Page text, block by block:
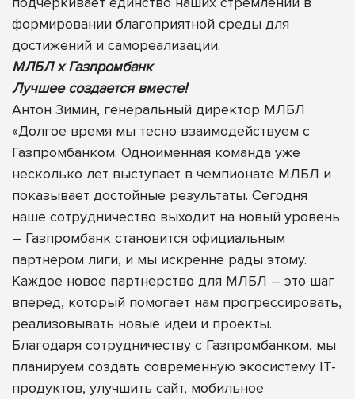
формировании благоприятной среды для
достижений и самореализации.
МЛБЛ х Газпромбанк
Лучшее создается вместе!
Антон Зимин, генеральный директор МЛБЛ
«Долгое время мы тесно взаимодействуем с
Газпромбанком. Одноименная команда уже
несколько лет выступает в чемпионате МЛБЛ и
показывает достойные результаты. Сегодня
наше сотрудничество выходит на новый уровень
– Газпромбанк становится официальным
партнером лиги, и мы искренне рады этому.
Каждое новое партнерство для МЛБЛ – это шаг
вперед, который помогает нам прогрессировать,
реализовывать новые идеи и проекты.
Благодаря сотрудничеству с Газпромбанком, мы
планируем создать современную экосистему IT-
продуктов, улучшить сайт, мобильное